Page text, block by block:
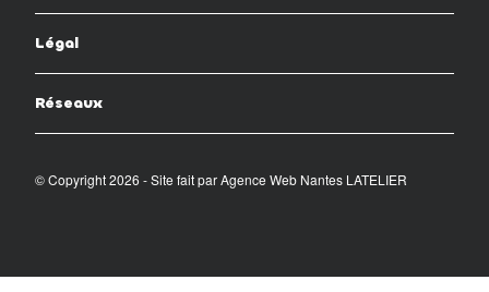
Légal
Réseaux
© Copyright 2026 - Site fait parAgence Web Nantes LATELIER